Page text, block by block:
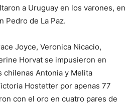
a Uruguay en los varones, en
Pedro de La Paz.
Joyce, Veronica Nicacio,
Horvat se impusieron en
chilenas Antonia y Melita
Hostetter por apenas 77
con el oro en cuatro pares de